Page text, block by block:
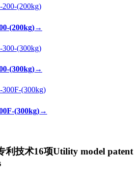
(200kg)→
(300kg)→
(300kg)→
利技术16项Utility model patent